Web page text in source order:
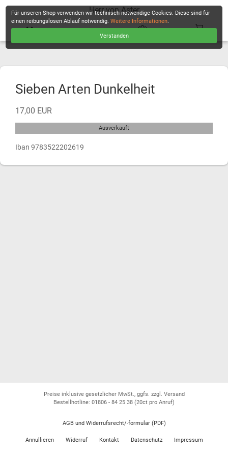
Herr von Aster
Sieben Arten Dunkelheit
17,00 EUR
Ausverkauft
Iban 9783522202619
Für unseren Shop verwenden wir technisch notwendige Cookies. Diese sind für
einen reibungslosen Ablauf notwendig.Weitere Informationen.
Verstanden
Preise inklusive gesetzlicher MwSt., ggfs. zzgl. Versand
Bestellhotline: 01806 - 84 25 38 (20ct pro Anruf)
AGB und Widerrufsrecht/-formular (PDF)
Annullieren Widerruf Kontakt Datenschutz Impressum